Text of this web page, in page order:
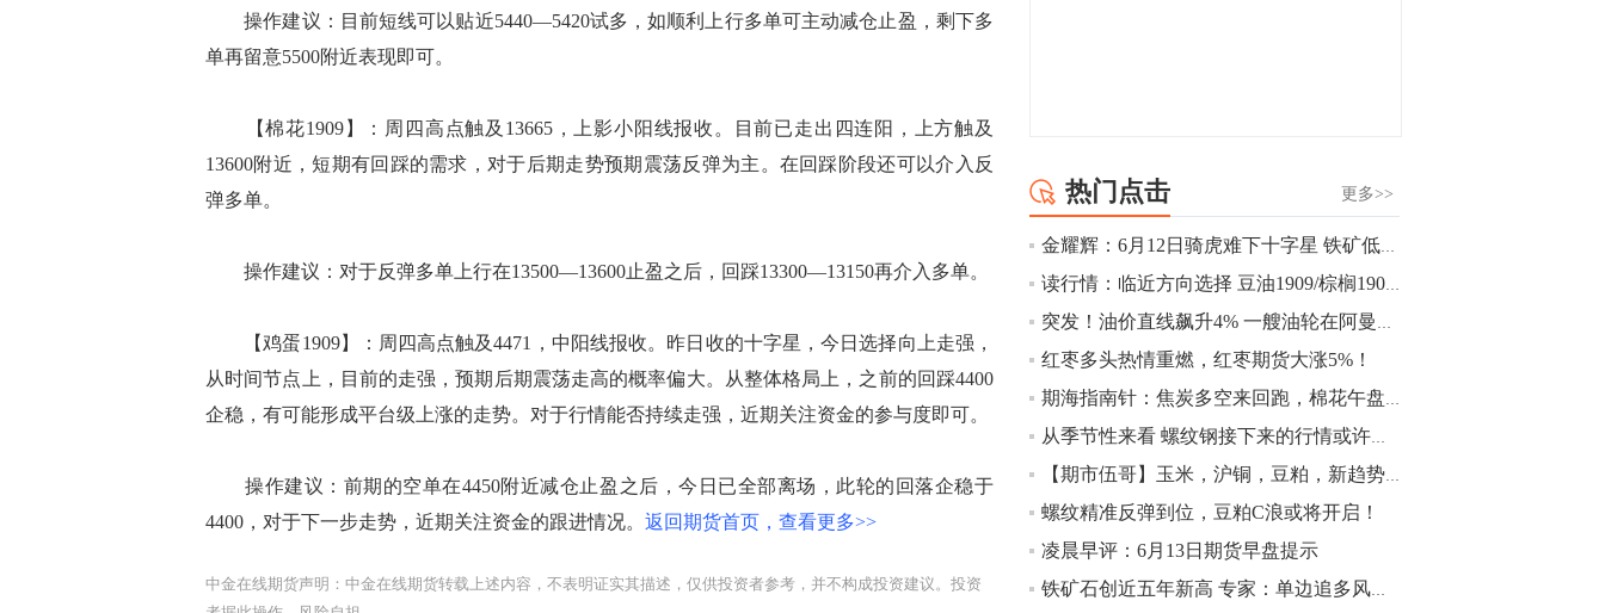
操作建议：目前短线可以贴近5440—5420试多，如顺利上行多单可主动减仓止盈，剩下多
单再留意5500附近表现即可。
【棉花1909】：周四高点触及13665，上影小阳线报收。目前已走出四连阳，上方触及
13600附近，短期有回踩的需求，对于后期走势预期震荡反弹为主。在回踩阶段还可以介入反
弹多单。
操作建议：对于反弹多单上行在13500—13600止盈之后，回踩13300—13150再介入多单。
【鸡蛋1909】：周四高点触及4471，中阳线报收。昨日收的十字星，今日选择向上走强，
从时间节点上，目前的走强，预期后期震荡走高的概率偏大。从整体格局上，之前的回踩4400
企稳，有可能形成平台级上涨的走势。对于行情能否持续走强，近期关注资金的参与度即可。
操作建议：前期的空单在4450附近减仓止盈之后，今日已全部离场，此轮的回落企稳于
4400，对于下一步走势，近期关注资金的跟进情况。 返回期货首页，查看更多>>
中金在线期货声明：中金在线期货转载上述内容，不表明证实其描述，仅供投资者参考，并不构成投资建议。投资
幅扩大至4.4%。
10:43
【行情】芝加哥11月大豆期货跌0.4%，12
月玉米期货跌1%。
10:43
【行情】油脂油料期货表现抢眼，豆二期
2.5%，棕榈油涨近2%，菜粕涨1.54%。
10:17
油期货走势预测
更多>>
热门点击
金耀辉：6月12日骑虎难下十字星 铁矿低多郑醇空
读行情：临近方向选择 豆油1909/棕榈1909/白糖1909
突发！油价直线飙升4% 一艘油轮在阿曼湾发生爆炸！
红枣多头热情重燃，红枣期货大涨5%！
期海指南针：焦炭多空来回跑，棉花午盘崛起周线承压
从季节性来看 螺纹钢接下来的行情或许远超你想象！
【期市伍哥】玉米，沪铜，豆粕，新趋势即将开始
螺纹精准反弹到位，豆粕C浪或将开启！
凌晨早评：6月13日期货早盘提示
铁矿石创近五年新高 专家：单边追多风险较大